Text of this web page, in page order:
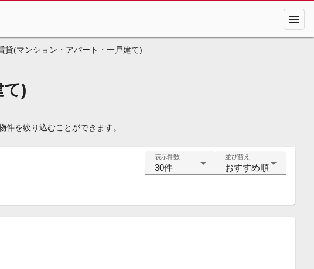
menu
貸(マンション・アパート・一戸建て)
て)
を絞り込むことができます。
表示件数
30件
並び替え
おすすめ順